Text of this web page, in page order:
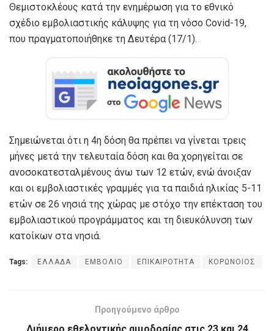
Θεμιστοκλέους κατά την ενημέρωση για το εθνικό
σχέδιο εμβολιαστικής κάλυψης για τη νόσο Covid-19,
που πραγματοποιήθηκε τη Δευτέρα (17/1).
Σημειώνεται ότι η 4η δόση θα πρέπει να γίνεται τρεις
μήνες μετά την τελευταία δόση και θα χορηγείται σε
ανοσοκατεσταλμένους άνω των 12 ετών, ενώ άνοιξαν
και οι εμβολιαστικές γραμμές για τα παιδιά ηλικίας 5-11
ετών σε 26 νησιά της χώρας με στόχο την επέκταση του
εμβολιαστικού προγράμματος και τη διευκόλυνση των
κατοίκων στα νησιά.
Tags: ΕΛΛΑΔΑ ΕΜΒΟΛΙΟ ΕΠΙΚΑΙΡΟΤΗΤΑ ΚΟΡΩΝΟΙΟΣ
Προηγούμενο άρθρο